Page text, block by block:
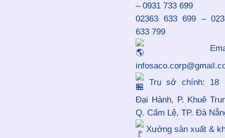
– 0931 733 699
02363 633 699 –
633 799
Trụ sở chính: 18
Đại Hành, P. Khuê
Q. Cẩm Lệ, TP. Đà
Xưởng sản xuất &